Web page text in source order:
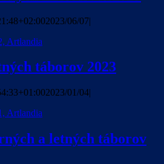
2023/06/07|
táborov 2023
2023/01/04|
a letných táborov